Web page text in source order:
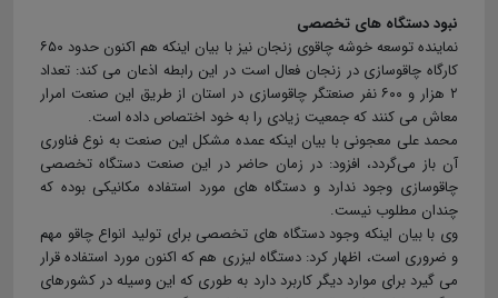
نبود دستگاه های تخصصی
نماینده توسعه خوشه چاقوی زنجان نیز با بیان اینکه هم اکنون حدود ۶۵۰
کارگاه چاقوسازی در زنجان فعال است در این رابطه اذعان می کند: تعداد
۲ هزار و ۶۰۰ نفر صنعتگر چاقوسازی در استان از طریق این صنعت امرار
معاش می کنند که جمعیت زیادی را به خود اختصاص داده است.
محمد علی معجونی با بیان اینکه عمده مشکل این صنعت به نوع فناوری
آن باز می‌گردد، افزود: در زمان حاضر در این صنعت دستگاه تخصصی
چاقوسازی وجود ندارد و دستگاه های مورد استفاده مکانیکی بوده که
چندان مطلوب نیست.
وی با بیان اینکه وجود دستگاه های تخصصی برای تولید انواع چاقو مهم
و ضروری است، اظهار کرد: دستگاه لیزری هم که اکنون مورد استفاده قرار
می گیرد برای موارد دیگر کاربرد دارد به طوری که این وسیله در کشورهای